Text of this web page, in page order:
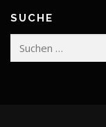
SUCHE
Suchen